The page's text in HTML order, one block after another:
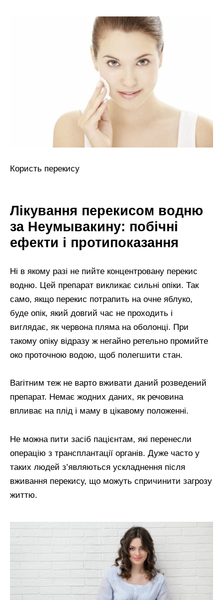
Користь перекису
Лікування перекисом водню
за Неумывакину: побічні
ефекти і протипоказання
Ні в якому разі не пийте концентровану перекис
водню. Цей препарат викликає сильні опіки. Так
само, якщо перекис потрапить на очне яблуко,
буде опік, який довгий час не проходить і
виглядає, як червона пляма на оболонці. При
такому опіку відразу ж негайно ретельно промийте
око проточною водою, щоб полегшити стан.
Вагітним теж не варто вживати даний розведений
препарат. Немає жодних даних, як речовина
впливає на плід і маму в цікавому положенні.
Не можна пити засіб пацієнтам, які перенесли
операцію з трансплантації органів. Дуже часто у
таких людей з’являються ускладнення після
вживання перекису, що можуть спричинити загрозу
життю.